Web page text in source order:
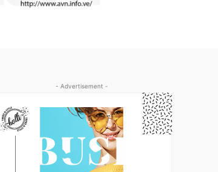
- Advertisement -